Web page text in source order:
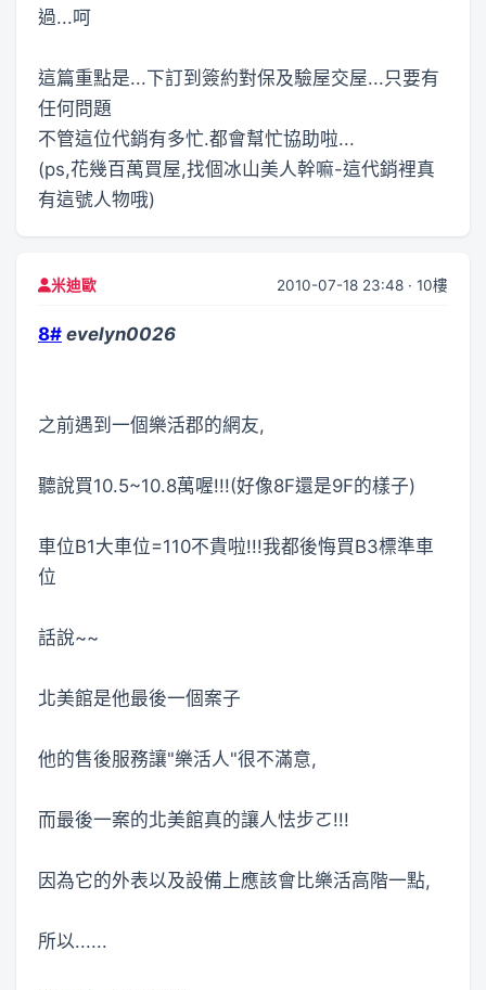
過...呵
這篇重點是...下訂到簽約對保及驗屋交屋...只要有
任何問題
不管這位代銷有多忙.都會幫忙協助啦...
(ps,花幾百萬買屋,找個冰山美人幹嘛-這代銷裡真
有這號人物哦)
米迪歐 2010-07-18 23:48 · 10樓
8# evelyn0026
之前遇到一個樂活郡的網友,
聽說買10.5~10.8萬喔!!!(好像8F還是9F的樣子)
車位B1大車位=110不貴啦!!!我都後悔買B3標準車
位
話說~~
北美館是他最後一個案子
他的售後服務讓"樂活人"很不滿意,
而最後一案的北美館真的讓人怯步ㄛ!!!
因為它的外表以及設備上應該會比樂活高階一點,
所以......